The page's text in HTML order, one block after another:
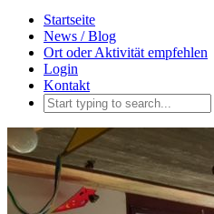
Startseite
News / Blog
Ort oder Aktivität empfehlen
Login
Kontakt